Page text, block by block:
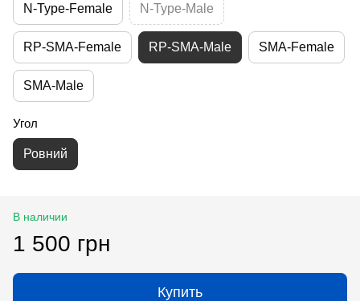
N-Type-Female N-Type-Male
RP-SMA-Female RP-SMA-Male SMA-Female
SMA-Male
Угол
Ровний
В наличии
1 500 грн
Купить